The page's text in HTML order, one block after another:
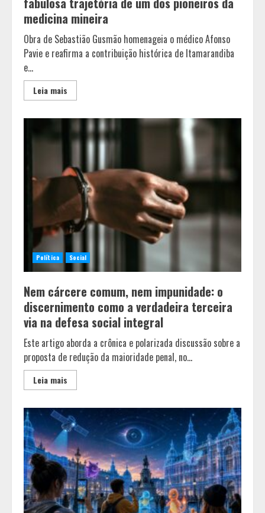
medicina mineira
Obra de Sebastião Gusmão homenageia o médico Afonso
Pavie e reafirma a contribuição histórica de Itamarandiba
e...
Leia mais
Política Social
Nem cárcere comum, nem impunidade: o
discernimento como a verdadeira terceira
via na defesa social integral
Este artigo aborda a crônica e polarizada discussão sobre a
proposta de redução da maioridade penal, no...
Leia mais